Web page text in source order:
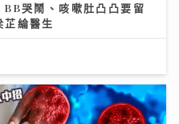
哭鬧、咳嗽肚凸凸要留
芷綸醫生